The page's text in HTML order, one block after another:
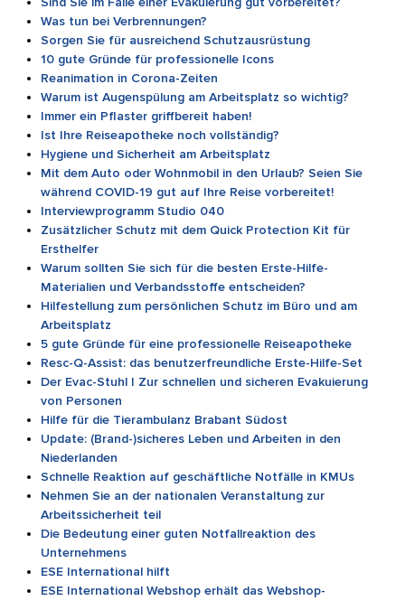
Was tun bei Verbrennungen?
Sorgen Sie für ausreichend Schutzausrüstung
10 gute Gründe für professionelle Icons
Reanimation in Corona-Zeiten
Warum ist Augenspülung am Arbeitsplatz so wichtig?
Immer ein Pflaster griffbereit haben!
Ist Ihre Reiseapotheke noch vollständig?
Hygiene und Sicherheit am Arbeitsplatz
Mit dem Auto oder Wohnmobil in den Urlaub? Seien Sie
während COVID-19 gut auf Ihre Reise vorbereitet!
Interviewprogramm Studio 040
Zusätzlicher Schutz mit dem Quick Protection Kit für
Ersthelfer
Warum sollten Sie sich für die besten Erste-Hilfe-
Materialien und Verbandsstoffe entscheiden?
Hilfestellung zum persönlichen Schutz im Büro und am
Arbeitsplatz
5 gute Gründe für eine professionelle Reiseapotheke
Resc-Q-Assist: das benutzerfreundliche Erste-Hilfe-Set
Der Evac-Stuhl | Zur schnellen und sicheren Evakuierung
von Personen
Hilfe für die Tierambulanz Brabant Südost
Update: (Brand-)sicheres Leben und Arbeiten in den
Niederlanden
Schnelle Reaktion auf geschäftliche Notfälle in KMUs
Nehmen Sie an der nationalen Veranstaltung zur
Arbeitssicherheit teil
Die Bedeutung einer guten Notfallreaktion des
Unternehmens
ESE International hilft
ESE International Webshop erhält das Webshop-